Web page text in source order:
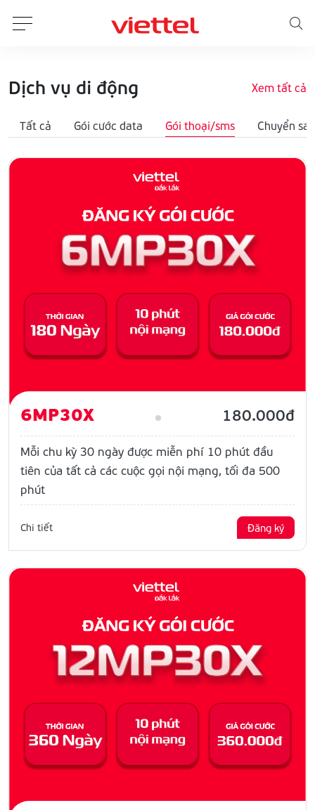
Dịch vụ di động
Tất cả Gói cước data Gói thoại/sms Chuyển
Xem tất cả
6MP30X 180.000đ
Mỗi chu kỳ 30 ngày được miễn phí 10 phút đầu
tiên của tất cả các cuộc gọi nội mạng, tối đa 500
phút
Chi tiết Đăng ký